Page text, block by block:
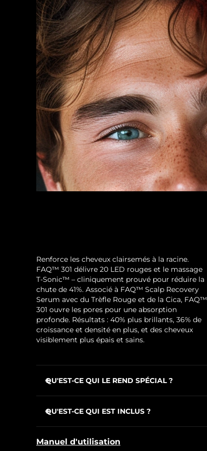
Renforce les cheveux clairsemés à la racine.
FAQ™ 301 délivre 20 LED rouges et le massage
T-Sonic™ – cliniquement prouvé pour réduire la
chute de 41%. Associé à FAQ™ Scalp Recovery
Serum avec du Trèfle Rouge et de la Cica, FAQ™
301 ouvre les pores pour une absorption
profonde. Résultats : 40% plus brillants, 36% de
croissance et densité en plus, et des cheveux
visiblement plus épais et sains.
QU'EST-CE QUI LE REND SPÉCIAL ?
et renforçent cheveux existants pour prévenir
sont épaissis par l'oxygène et les nutriments.
QU'EST-CE QUI EST INCLUS ?
FAQ™ Scalp Recovery & Thick Hair Probiotic
Manuel d'utilisation